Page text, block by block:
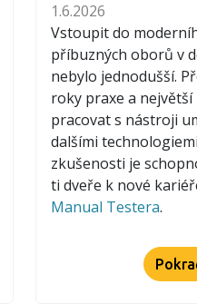
1.6.2026
Vstoupit do
příbuzných oborů v
nebylo jednodušší.
roky praxe a
pracovat s nástroji
dalšími
zkušenosti je
ti dveře k nové
Manual Testera.